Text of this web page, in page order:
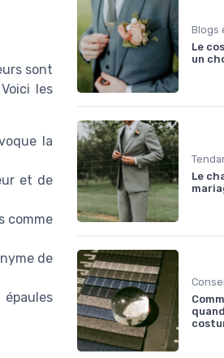
sont
les
la
et de
comme
de
Le
un
Le